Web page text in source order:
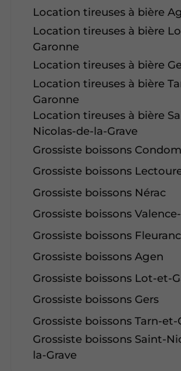
Location tireuses à bière
Location tireuses à bière
Garonne
Location tireuses à bière
Location tireuses à bière
Garonne
Location tireuses à bière
Nicolas-de-la-Grave
Grossiste boissons Condom
Grossiste boissons
Grossiste boissons Nérac
Grossiste boissons
Grossiste boissons
Grossiste boissons Agen
Grossiste boissons Lot-et-
Grossiste boissons Gers
Grossiste boissons Tarn-
Grossiste boissons Saint-
la-Grave